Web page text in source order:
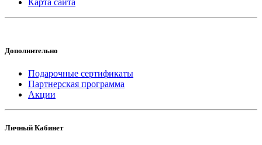
Карта сайта
Дополнительно
Подарочные сертификаты
Партнерская программа
Акции
Личный Кабинет